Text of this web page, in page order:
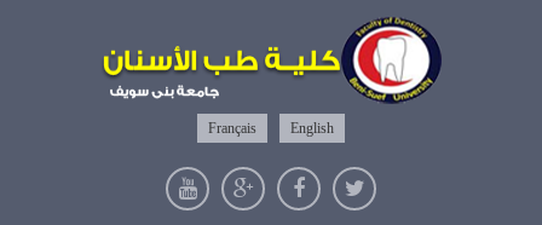
English
Français